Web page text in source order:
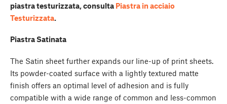
piastra testurizzata, consulta Piastra in acciaio
Testurizzata
Piastra Satinata
The Satin sheet further expands our line-up of print sheets.
Its powder-coated surface with a lightly textured matte
finish offers an optimal level of adhesion and is fully
compatible with a wide range of common and less-common